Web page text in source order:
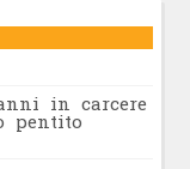
in carcere
pentito